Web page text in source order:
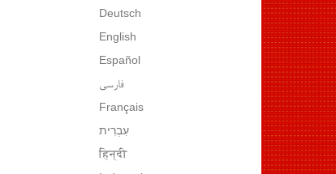
Deutsch
English
Español
فارسی
Français
हिन्दी